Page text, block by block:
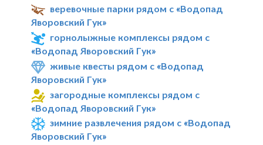
веревочные парки рядом с «Водопад
Яворовский Гук»
горнолыжные комплексы рядом с
«Водопад Яворовский Гук»
живые квесты рядом с «Водопад
Яворовский Гук»
загородные комплексы рядом с
«Водопад Яворовский Гук»
зимние развлечения рядом с «Водопад
Яворовский Гук»